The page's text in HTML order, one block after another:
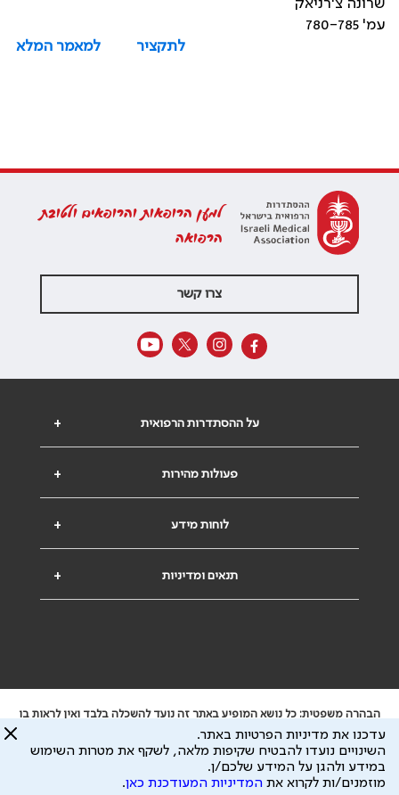
שרונה צ'רניאק
עמ' 780-785
לתקציר
למאמר המלא
למען הרופאות והרופאים ולטובת
הרפואה
צרו קשר
+ על ההסתדרות הרפואית
+ פעולות מהירות
+ לוחות מידע
+ תנאים ומדיניות
הבהרה משפטית: כל נושא המופיע באתר זה נועד להשכלה בלבד ואין לראות בו
ייעוץ רפואי או משפטי. אין הר"י אחראית לתוכן המתפרסם באתר זה ולכל נזק
שעלול להיגרם.
ידוע לי שהר"י אוספת ושומרת מידע אישי לצורך מתן השרות וכי חלק ממנו עשוי
להיות מועבר לצדדים שלישיים, הכל בכפוף למדיניות הפרטיות
עדכנו את מדיניות הפרטיות באתר.
השינויים נועדו להבטיח שקיפות מלאה, לשקף את מטרות השימוש
במידע ולהגן על המידע שלכם/ן.
מוזמנים/ות לקרוא את המדיניות המעודכנת כאן.